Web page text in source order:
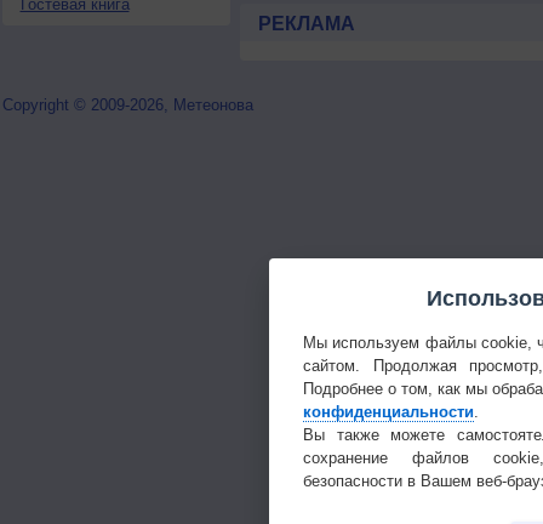
Гостевая книга
РЕКЛАМА
Copyright © 2009-2026, Метеонова
Мы используем файлы cookie,
сайтом. Продолжая
Подробнее о том, как мы
конфиденциальности
Вы также можете
сохранение файлов
безопасности в Вашем веб-